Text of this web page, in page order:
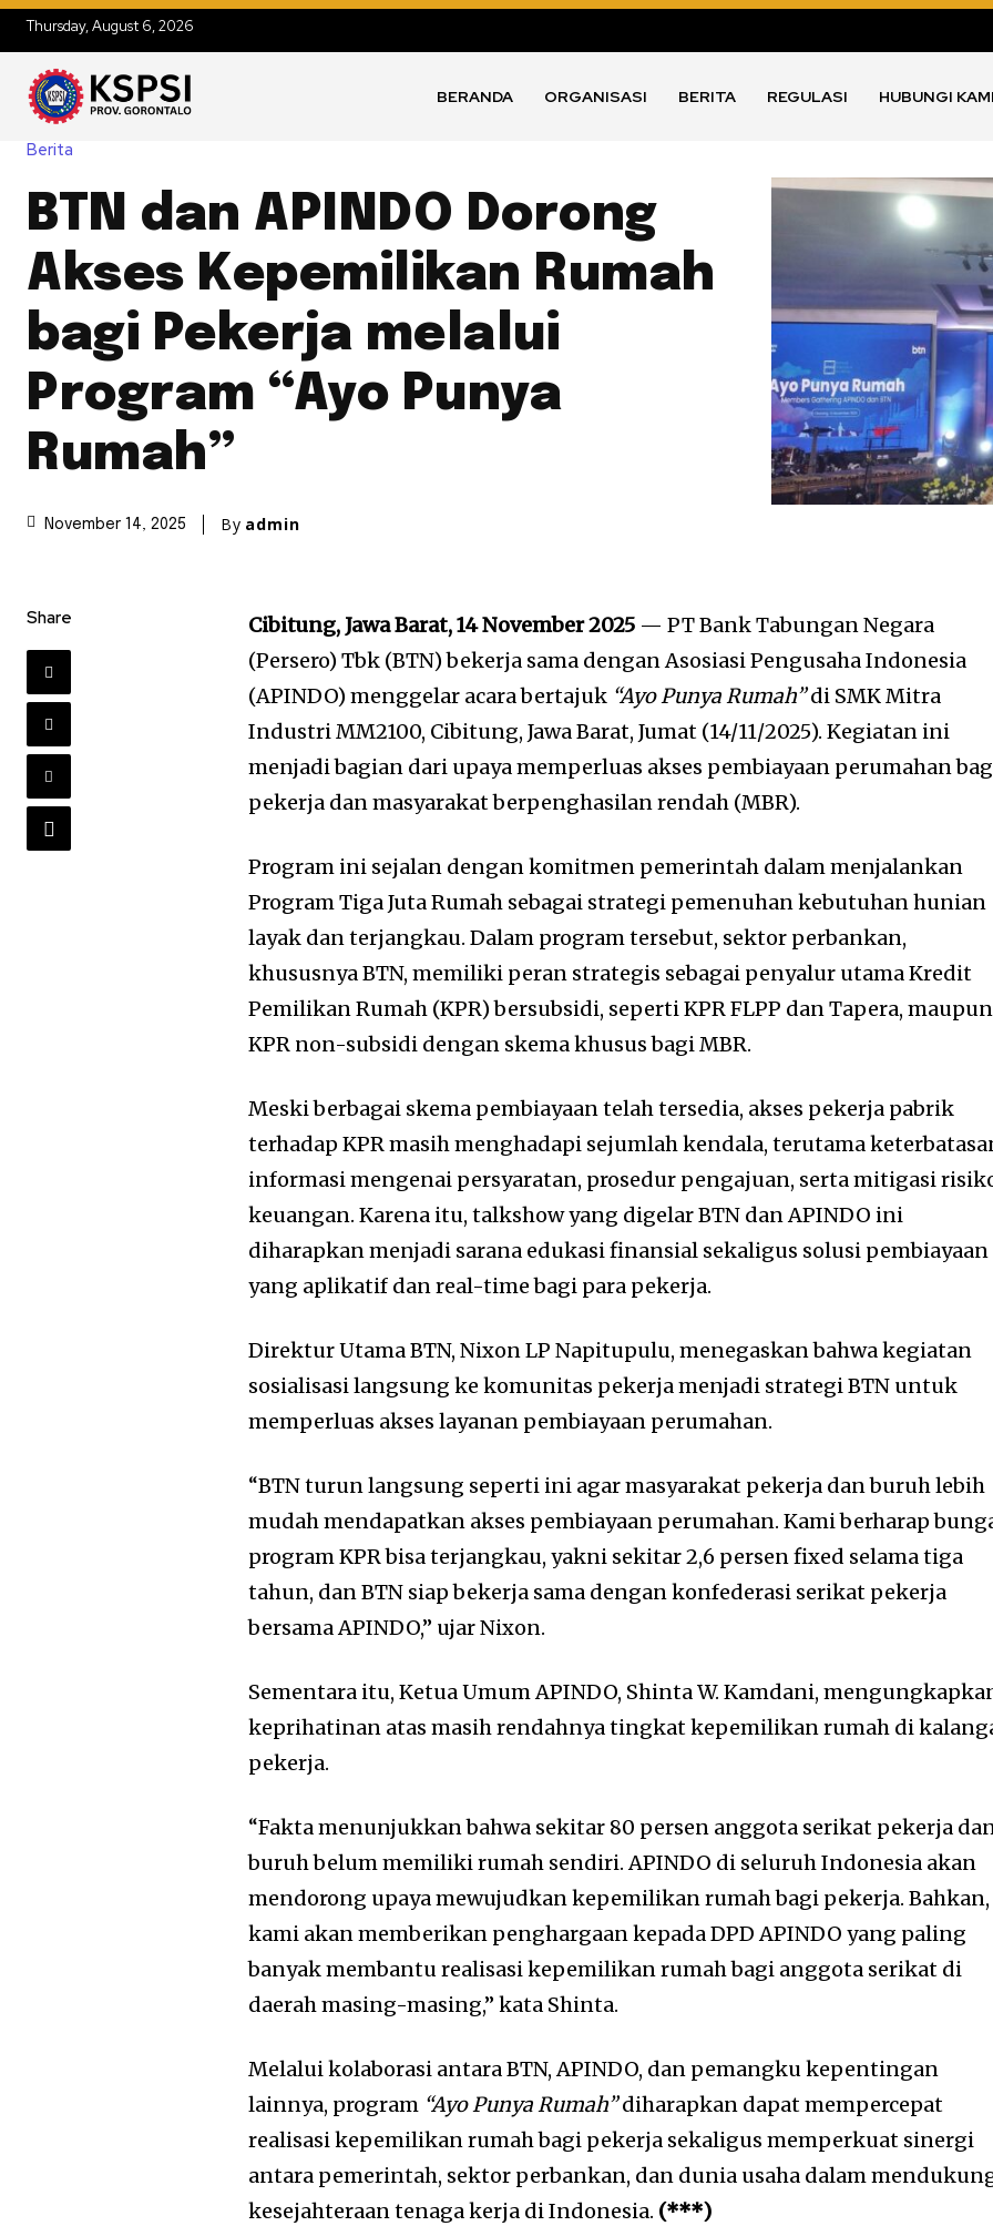
Thursday, August 6, 2026
BERANDA ORGANISASI BERITA REGULASI HUBUNGI KAMI
Berita
BTN dan APINDO Dorong
Akses Kepemilikan Rumah
bagi Pekerja melalui
Program “Ayo Punya
Rumah”
November 14, 2025 By admin
Share Cibitung, Jawa Barat, 14 November 2025 — PT Bank Tabungan Negara
(Persero) Tbk (BTN) bekerja sama dengan Asosiasi Pengusaha Indonesia
(APINDO) menggelar acara bertajuk “Ayo Punya Rumah”di SMK Mitra
Industri MM2100, Cibitung, Jawa Barat, Jumat (14/11/2025). Kegiatan ini
menjadi bagian dari upaya memperluas akses pembiayaan perumahan
pekerja dan masyarakat berpenghasilan rendah (MBR).
Program ini sejalan dengan komitmen pemerintah dalam menjalankan
Program Tiga Juta Rumah sebagai strategi pemenuhan kebutuhan hunian
layak dan terjangkau. Dalam program tersebut, sektor perbankan,
khususnya BTN, memiliki peran strategis sebagai penyalur utama Kredit
Pemilikan Rumah (KPR) bersubsidi, seperti KPR FLPP dan Tapera, maupun
KPR non-subsidi dengan skema khusus bagi MBR.
Meski berbagai skema pembiayaan telah tersedia, akses pekerja pabrik
terhadap KPR masih menghadapi sejumlah kendala, terutama
informasi mengenai persyaratan, prosedur pengajuan, serta mitigasi
keuangan. Karena itu, talkshow yang digelar BTN dan APINDO ini
diharapkan menjadi sarana edukasi finansial sekaligus solusi pembiayaan
yang aplikatif dan real-time bagi para pekerja.
Direktur Utama BTN, Nixon LP Napitupulu, menegaskan bahwa kegiatan
sosialisasi langsung ke komunitas pekerja menjadi strategi BTN untuk
memperluas akses layanan pembiayaan perumahan.
“BTN turun langsung seperti ini agar masyarakat pekerja dan buruh lebih
mudah mendapatkan akses pembiayaan perumahan. Kami berharap
program KPR bisa terjangkau, yakni sekitar 2,6 persen fixed selama tiga
tahun, dan BTN siap bekerja sama dengan konfederasi serikat pekerja
bersama APINDO,” ujar Nixon.
Sementara itu, Ketua Umum APINDO, Shinta W. Kamdani,
keprihatinan atas masih rendahnya tingkat kepemilikan rumah di
pekerja.
“Fakta menunjukkan bahwa sekitar 80 persen anggota serikat pekerja
buruh belum memiliki rumah sendiri. APINDO di seluruh Indonesia akan
mendorong upaya mewujudkan kepemilikan rumah bagi pekerja. Bahkan,
kami akan memberikan penghargaan kepada DPD APINDO yang paling
banyak membantu realisasi kepemilikan rumah bagi anggota serikat di
daerah masing-masing,” kata Shinta.
Melalui kolaborasi antara BTN, APINDO, dan pemangku kepentingan
lainnya, program “Ayo Punya Rumah”diharapkan dapat mempercepat
realisasi kepemilikan rumah bagi pekerja sekaligus memperkuat sinergi
antara pemerintah, sektor perbankan, dan dunia usaha dalam
kesejahteraan tenaga kerja di Indonesia. (***)